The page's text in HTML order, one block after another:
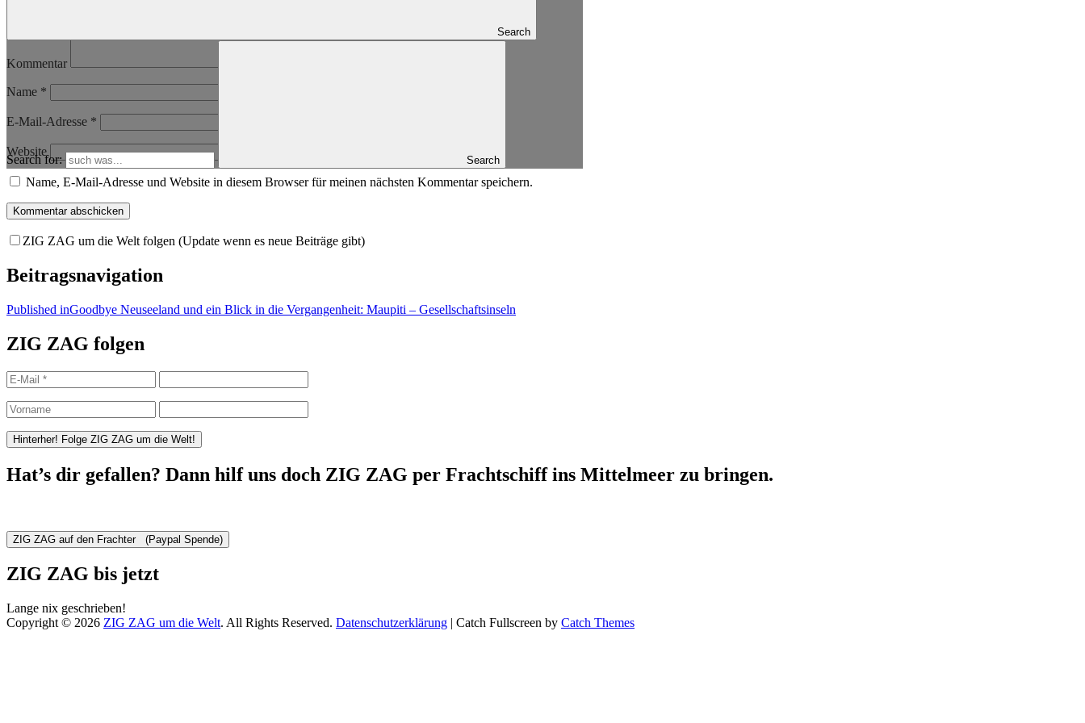
Search
Search for: Search
Kommentar
Name *
E-Mail-Adresse *
Website
Name, E-Mail-Adresse und Website in diesem Browser für meinen nächsten Kommentar speichern.
ZIG ZAG um die Welt folgen (Update wenn es neue Beiträge gibt)
Beitragsnavigation
Published inGoodbye Neuseeland und ein Blick in die Vergangenheit: Maupiti – Gesellschaftsinseln
ZIG ZAG folgen
Hat’s dir gefallen? Dann hilf uns doch ZIG ZAG per Frachtschiff ins Mittelmeer zu bringen.
ZIG ZAG bis jetzt
Lange nix geschrieben!
Copyright © 2026 ZIG ZAG um die Welt. All Rights Reserved. Datenschutzerklärung | Catch Fullscreen by Catch Themes